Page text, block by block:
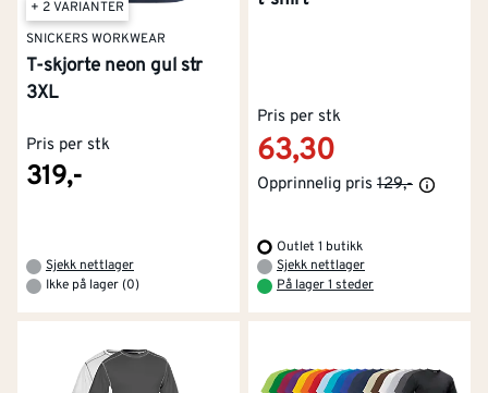
+ 2 VARIANTER
SNICKERS WORKWEAR
T-skjorte neon gul str
3XL
Pris per stk
319,-
Sjekk nettlager
Ikke på lager (0)
Pris per stk
63,30
Opprinnelig pris 129,-
Outlet 1 butikk
Sjekk nettlager
På lager 1 steder